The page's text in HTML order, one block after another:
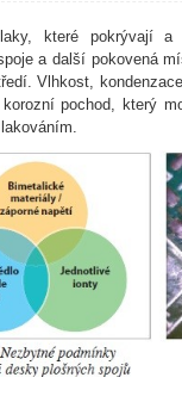
které pokrývají
a další pokovená
Vlhkost,
pochod, který